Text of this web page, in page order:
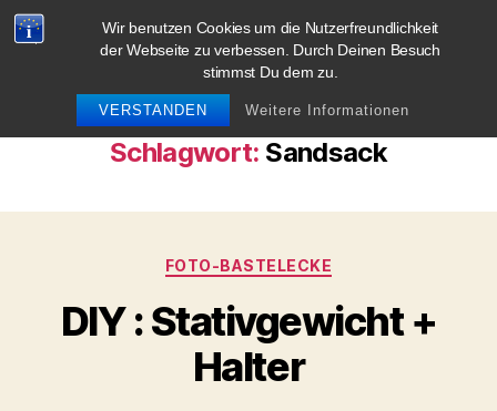
Wir benutzen Cookies um die Nutzerfreundlichkeit
der Webseite zu verbessen. Durch Deinen Besuch
stimmst Du dem zu.
VERSTANDEN Weitere Informationen
blog.sag-cheese.de
Schlagwort: Sandsack
Kategorien
FOTO-BASTELECKE
DIY : Stativgewicht +
Halter